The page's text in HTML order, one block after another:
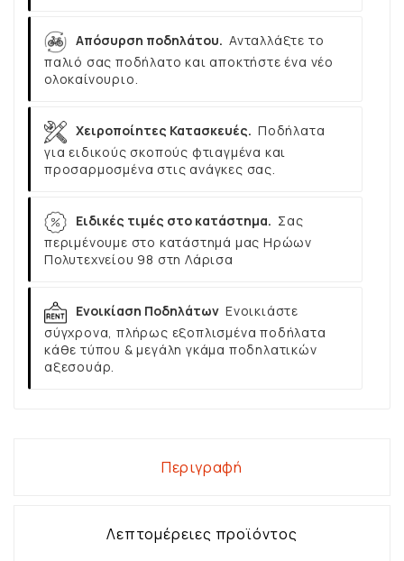
Απόσυρση ποδηλάτου. Ανταλλάξτε το
παλιό σας ποδήλατο και αποκτήστε ένα νέο
ολοκαίνουριο.
Χειροποίητες Κατασκευές. Ποδήλατα
για ειδικούς σκοπούς φτιαγμένα και
προσαρμοσμένα στις ανάγκες σας.
Ειδικές τιμές στο κατάστημα. Σας
περιμένουμε στο κατάστημά μας Ηρώων
Πολυτεχνείου 98 στη Λάρισα
Ενοικίαση Ποδηλάτων Ενοικιάστε
σύγχρονα, πλήρως εξοπλισμένα ποδήλατα
κάθε τύπου & μεγάλη γκάμα ποδηλατικών
αξεσουάρ.
Περιγραφή
Λεπτομέρειες προϊόντος